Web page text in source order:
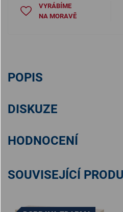
VYRÁBÍME
NA MORAVĚ
POPIS
DISKUZE
HODNOCENÍ
SOUVISEJÍCÍ